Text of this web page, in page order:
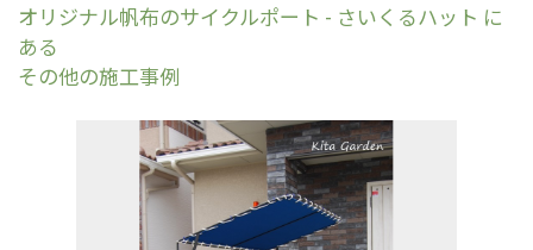
オリジナル帆布のサイクルポート - さいくるハット に
ある
その他の施工事例